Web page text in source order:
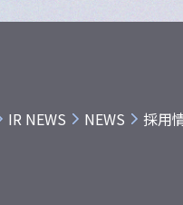
IR NEWS NEWS 採用